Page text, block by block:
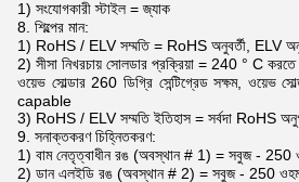
1) সংযোগকারী স্টাইল = জ্যাক
8. শিল্পের মান:
1) RoHS / ELV সম্মতি = RoHS অনুবর্তী, ELV
2) সীসা নিখরচায় সোলডার প্রক্রিয়া = 240 ° C করতে
ওয়েভ সোল্ডার 260 ডিগ্রি সেন্টিগ্রেড সক্ষম, ওয়েভ
capable
3) RoHS / ELV সম্মতি ইতিহাস = সর্বদা RoHS
9. সনাক্তকরণ চিহ্নিতকরণ:
1) বাম নেতৃত্বাধীন রঙ (অবস্থান # 1) = সবুজ - 250
2) ডান এলইডি রঙ (অবস্থান # 2) = সবুজ - 250